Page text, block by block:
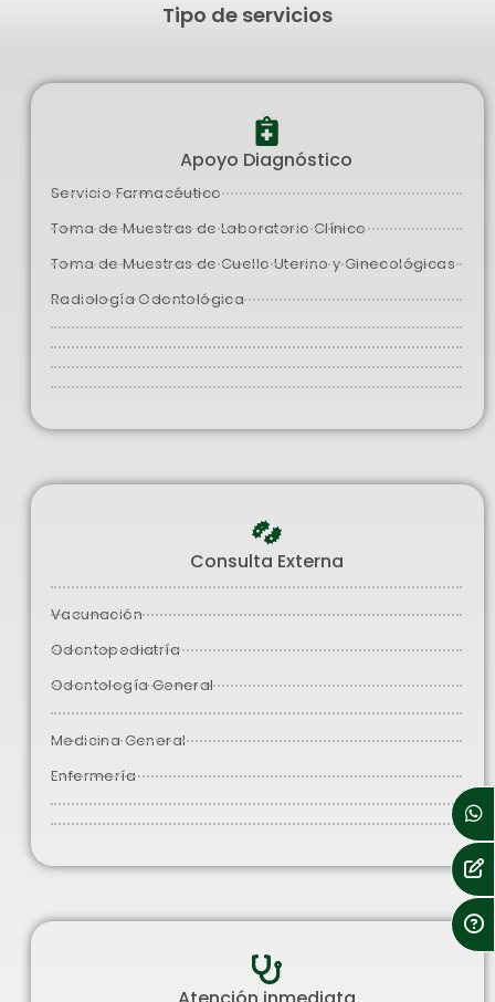
Tipo de servicios
Apoyo Diagnóstico
Servicio Farmacéutico
Toma de Muestras de Laboratorio Clínico
Toma de Muestras de Cuello Uterino y Ginecológicas
Radiología Odontológica
Consulta Externa
Vacunación
Odontopediatría
Odontología General
Medicina General
Enfermería